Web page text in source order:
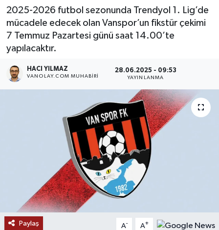
2025-2026 futbol sezonunda Trendyol 1. Lig’de
mücadele edecek olan Vanspor’un fikstür çekimi
7 Temmuz Pazartesi günü saat 14.00’te
yapılacaktır.
HACI YILMAZ
VANOLAY.COM MUHABIRI
28.06.2025 - 09:53
YAYINLANMA
Paylaş A- A+
Sağlık
Eğitim
RESMİ İLANLAR
Süper Lig Puan Durumu ve Fikstür
Tüm Manşetler